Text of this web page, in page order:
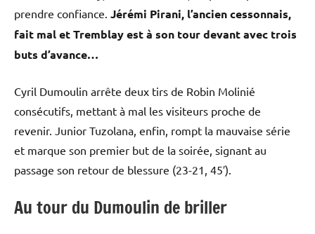
prendre confiance. Jérémi Pirani, l’ancien cessonnais,
fait mal et Tremblay est à son tour devant avec trois
buts d’avance…
Cyril Dumoulin arrête deux tirs de Robin Molinié
consécutifs, mettant à mal les visiteurs proche de
revenir. Junior Tuzolana, enfin, rompt la mauvaise série
et marque son premier but de la soirée, signant au
passage son retour de blessure (23-21, 45′).
Au tour du Dumoulin de briller